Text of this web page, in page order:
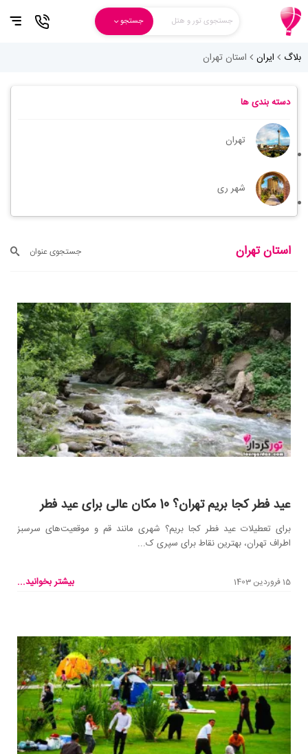
جستجوی تور و هتل جستجو
بلاگ ایران استان تهران
دسته بندی ها
تهران
شهر ری
استان تهران جستجوی عنوان
عید فطر کجا بریم تهران؟ 10 مکان عالی برای عید فطر
برای تعطیلات عید فطر کجا بریم؟ شهری مانند قم و موقعیت‌های سرسبز
اطراف تهران، بهترین نقاط برای سپری ک...
15 فروردین 1403 بیشتر بخوانید...